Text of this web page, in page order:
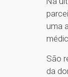
uma
São
da